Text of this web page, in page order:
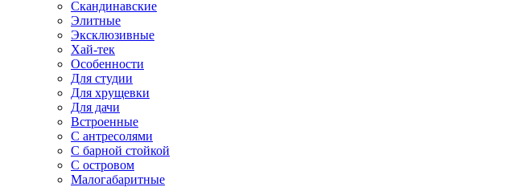
Скандинавские
Элитные
Эксклюзивные
Хай-тек
Особенности
Для студии
Для хрущевки
Для дачи
Встроенные
С антресолями
С барной стойкой
С островом
Малогабаритные